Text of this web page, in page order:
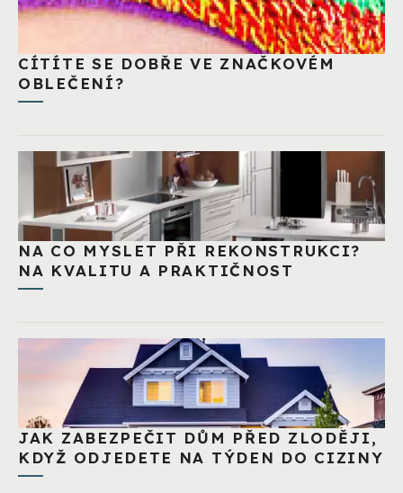
CÍTÍTE SE DOBŘE VE ZNAČKOVÉM
OBLEČENÍ?
NA CO MYSLET PŘI REKONSTRUKCI?
NA KVALITU A PRAKTIČNOST
JAK ZABEZPEČIT DŮM PŘED ZLODĚJI,
KDYŽ ODJEDETE NA TÝDEN DO CIZINY